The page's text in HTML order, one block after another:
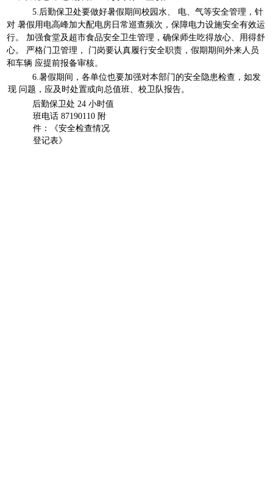
5. 后勤保卫处要做好暑假期间校园水、 电、气等安全管理，针
对 暑假用电高峰加大配电房日常巡查频次，保障电力设施安全有效运
行。 加强食堂及超市食品安全卫生管理，确保师生吃得放心、用得舒
心。 严格门卫管理， 门岗要认真履行安全职责，假期期间外来人员
和车辆 应提前报备审核。
6.暑假期间，各单位也要加强对本部门的安全隐患检查，如发
现 问题，应及时处置或向总值班、校卫队报告。
后勤保卫处24小时值
班电话87190110 附
件：《安全检查情况
登记表》